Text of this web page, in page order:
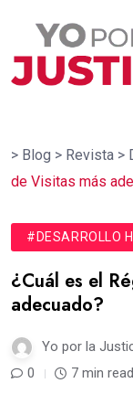
> Blog > Revista >
de Visitas más
#DESARROLLO
¿Cuál es el
adecuado?
Yo por la
0
7 min read